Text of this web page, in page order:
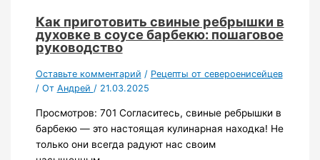
Как приготовить свиные ребрышки в
духовке в соусе барбекю: пошаговое
руководство
Оставьте комментарий / Рецепты от североенисейцев
/ От Андрей / 21.03.2025
Просмотров: 701 Согласитесь, свиные ребрышки в
барбекю — это настоящая кулинарная находка! Не
только они всегда радуют нас своим